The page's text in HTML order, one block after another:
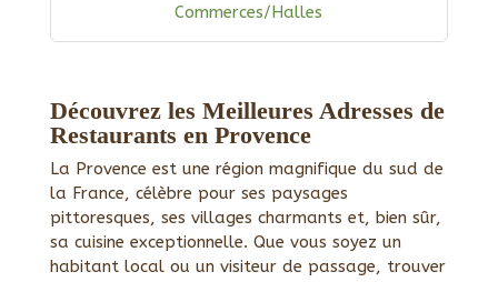
Commerces/Halles
Découvrez les Meilleures Adresses de
Restaurants en Provence
La Provence est une région magnifique du sud de
la France, célèbre pour ses paysages
pittoresques, ses villages charmants et, bien sûr,
sa cuisine exceptionnelle. Que vous soyez un
habitant local ou un visiteur de passage, trouver